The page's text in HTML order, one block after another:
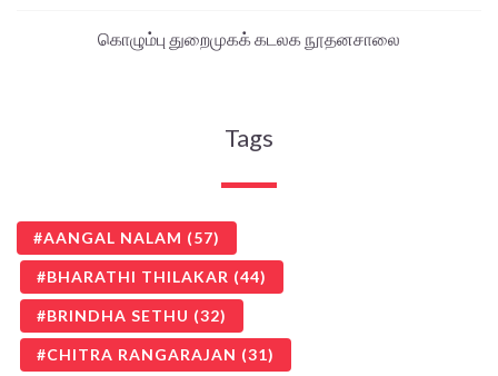
கொழும்பு துறைமுகக் கடலக நூதனசாலை
Tags
AANGAL NALAM (57)
BHARATHI THILAKAR (44)
BRINDHA SETHU (32)
CHITRA RANGARAJAN (31)